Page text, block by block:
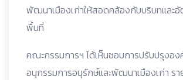
พัฒนาเมืองเก่าให้สอดคล้องกับบริบทและ
พื้นที่
คณะกรรมการฯ ได้เห็นชอบการปรับปรุงอ
อนุกรรมการอนุรักษ์และพัฒนาเมืองเก่า ร